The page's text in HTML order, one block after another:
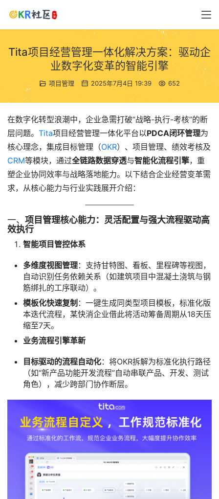
Tita项目经营管理一体化解决方案：驱动企
业数字化变革的智能引擎
项目管理 2025年7月4日 19:39 652
在数字化转型浪潮中，企业急需打破“战略-执行-考核”的断
层问题。 Tita项目经营管理一体化平台以PDCA闭环管理为
核心理念，集成目标管理（OKR）、项目管理、绩效考核及
CRM等模块，通过全链路数据穿透与智能化流程引擎，重
塑企业协同效率与战略落地能力。以下结合企业经营变革需
求，从核心能力与行业实践展开介绍：
一、 项目管理核心能力：灵活配置与强大流程驱动高
效执行
智能项目管控体系
多维度视图管理：支持甘特图、看板、里程碑等视图，
自动识别任务依赖关系（如建筑项目中混凝土浇筑与钢
筋绑扎的工序联动）。
模板化快速复制 ：一键生成同类型项目模板，标准化版
本迭代流程，某快消企业借此将活动筹备周期从18天压
缩至7天。
业务流程引擎革新
目标驱动的流程自动化：将OKR拆解为标准化执行路径
（如“新产品功能开发流程”自动串联产品、开发、测试
角色），减少跨部门协作断层。